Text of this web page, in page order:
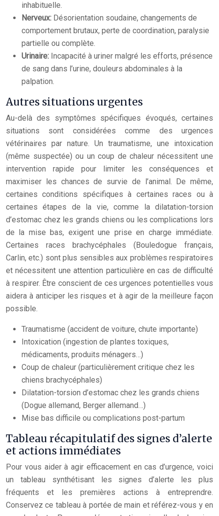
inhabituelle.
Nerveux: Désorientation soudaine, changements de
comportement brutaux, perte de coordination, paralysie
partielle ou complète.
Urinaire: Incapacité à uriner malgré les efforts, présence
de sang dans l’urine, douleurs abdominales à la
palpation.
Autres situations urgentes
Au-delà des symptômes spécifiques évoqués, certaines
situations sont considérées comme des urgences
vétérinaires par nature. Un traumatisme, une intoxication
(même suspectée) ou un coup de chaleur nécessitent une
intervention rapide pour limiter les conséquences et
maximiser les chances de survie de l’animal. De même,
certaines conditions spécifiques à certaines races ou à
certaines étapes de la vie, comme la dilatation-torsion
d’estomac chez les grands chiens ou les complications lors
de la mise bas, exigent une prise en charge immédiate.
Certaines races brachycéphales (Bouledogue français,
Carlin, etc.) sont plus sensibles aux problèmes respiratoires
et nécessitent une attention particulière en cas de difficulté
à respirer. Être conscient de ces urgences potentielles vous
aidera à anticiper les risques et à agir de la meilleure façon
possible.
Traumatisme (accident de voiture, chute importante)
Intoxication (ingestion de plantes toxiques,
médicaments, produits ménagers…)
Coup de chaleur (particulièrement critique chez les
chiens brachycéphales)
Dilatation-torsion d’estomac chez les grands chiens
(Dogue allemand, Berger allemand…)
Mise bas difficile ou complications post-partum
Tableau récapitulatif des signes d’alerte
et actions immédiates
Pour vous aider à agir efficacement en cas d’urgence, voici
un tableau synthétisant les signes d’alerte les plus
fréquents et les premières actions à entreprendre.
Conservez ce tableau à portée de main et référez-vous y en